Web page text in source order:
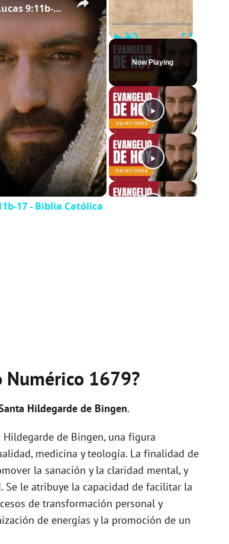
PlayUnmute Fullscreen
Now Playing
Evangelio de hoy - Jueves 19 de junio de 2025 - Lucas 9:11b-17 - Biblia Católica
17 - Biblia Católica
Numérico 1679?
Hildegarde de Bingen.
Hildegarde de Bingen, una figura
medicina y teología. La finalidad de
la sanación y la claridad mental, y
le atribuye la capacidad de facilitar la
de transformación personal y
de energías y la promoción de un